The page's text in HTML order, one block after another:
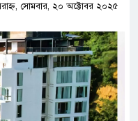
সোমবার, ২০ অক্টোবর ২০২৫